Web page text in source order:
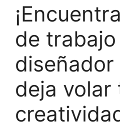
de
deja volar